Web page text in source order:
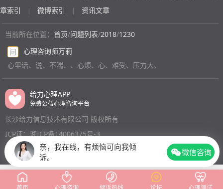
亲，我在线，有烦恼可向我倾
诉。
微信咨询
章索引
| 微博索引 | 资讯文章
当前所在位置： 首页/问题列表/2018/1230
问
心理咨询师万莉
心里话、说、不喘、、心烦、心、难受、压力大、
给力心理APP
免费公益心理咨询平台
长沙给力信息技术有限公司 版权所有
ICP证：湘ICP备14006375号-3